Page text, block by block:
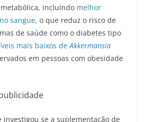
incluindo melhor
sangue, o que reduz o risco de
de saúde como o diabetes tipo
mais baixos deAkkermansia
em pessoas com obesidade
investigou se a suplementação de